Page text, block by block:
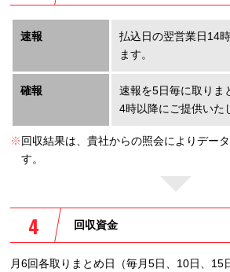
速報
払込日の翌営業日14
ます。
確報
速報を5日毎に取りま
4時以降にご提供いた
※回収結果は、貴社からの照会によりデー
す。
回収資金
月6回各取りまとめ日（毎月5日、10日、15